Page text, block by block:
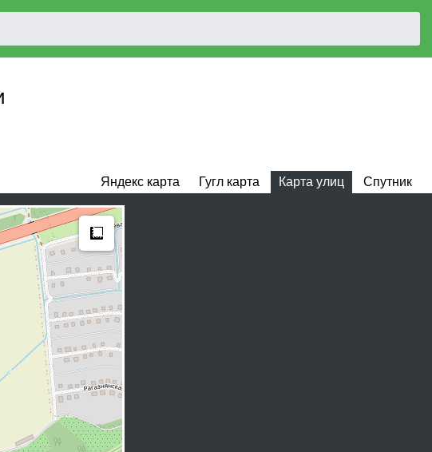
Яндекс карта Гугл карта Карта улиц Спутник
Measure